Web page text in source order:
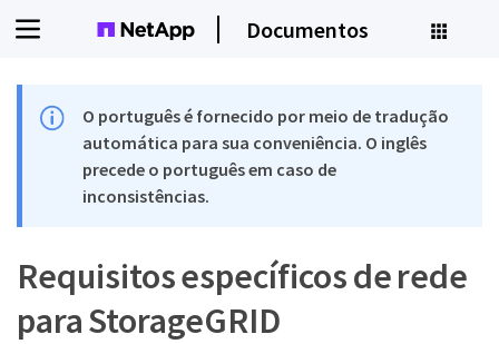
Documentos
O português é fornecido por meio de tradução
automática para sua conveniência. O inglês
precede o português em caso de
inconsistências.
Requisitos específicos de rede
para StorageGRID